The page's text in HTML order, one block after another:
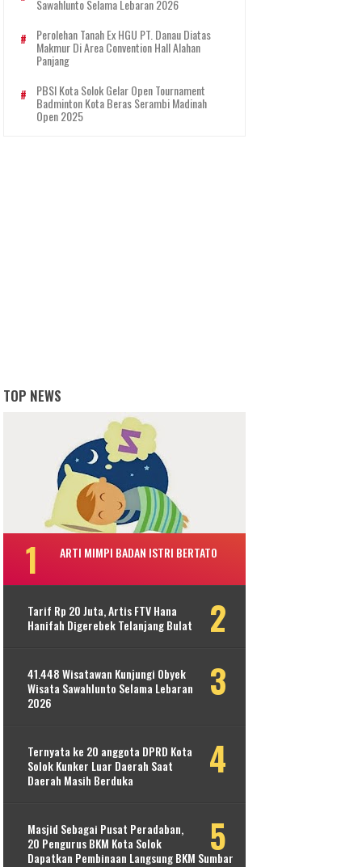
Sawahlunto Selama Lebaran 2026
Perolehan Tanah Ex HGU PT. Danau Diatas
Makmur Di Area Convention Hall Alahan
Panjang
PBSI Kota Solok Gelar Open Tournament
Badminton Kota Beras Serambi Madinah
Open 2025
TOP NEWS
ARTI MIMPI BADAN ISTRI BERTATO
Tarif Rp 20 Juta, Artis FTV Hana
Hanifah Digerebek Telanjang Bulat
41.448 Wisatawan Kunjungi Obyek
Wisata Sawahlunto Selama Lebaran
2026
Ternyata ke 20 anggota DPRD Kota
Solok Kunker Luar Daerah Saat
Daerah Masih Berduka
Masjid Sebagai Pusat Peradaban,
20 Pengurus BKM Kota Solok
Dapatkan Pembinaan Langsung BKM Sumbar